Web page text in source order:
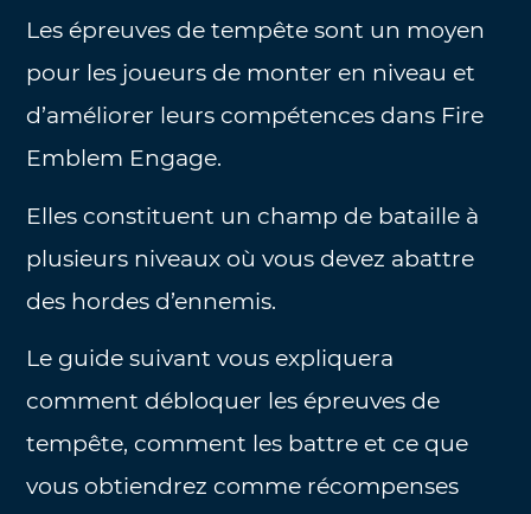
Les épreuves de tempête sont un moyen
pour les joueurs de monter en niveau et
d’améliorer leurs compétences dans Fire
Emblem Engage.
Elles constituent un champ de bataille à
plusieurs niveaux où vous devez abattre
des hordes d’ennemis.
Le guide suivant vous expliquera
comment débloquer les épreuves de
tempête, comment les battre et ce que
vous obtiendrez comme récompenses